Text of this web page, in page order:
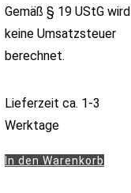
Gemäß § 19 UStG wird
keine Umsatzsteuer
berechnet.
Lieferzeit ca. 1-3
Werktage
In den Warenkorb